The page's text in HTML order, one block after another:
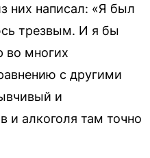
них написал: «Я был
трезвым. И я бы
во многих
с другими
и
и алкоголя там точно